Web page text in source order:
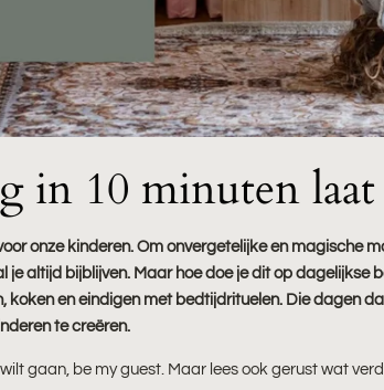
in 10 minuten
onze kinderen. Om onvergetelijke en magische
je altijd bijblijven. Maar hoe doe je dit op dagelijkse
en eindigen met bedtijdrituelen. Die dagen
te creëren.
wilt gaan, be my guest. Maar lees ook gerust wat